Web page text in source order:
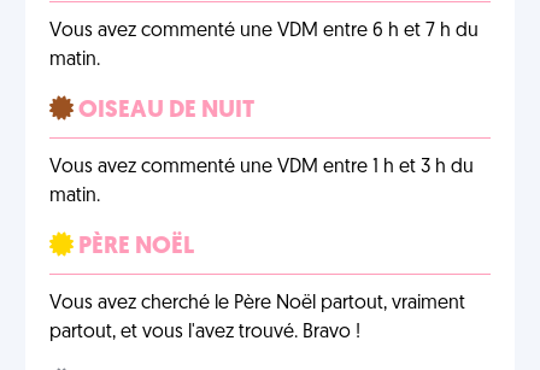
Vous avez commenté une VDM entre 6 h et 7 h du
matin.
OISEAU DE NUIT
Vous avez commenté une VDM entre 1 h et 3 h du
matin.
PÈRE NOËL
Vous avez cherché le Père Noël partout, vraiment
partout, et vous l'avez trouvé. Bravo !